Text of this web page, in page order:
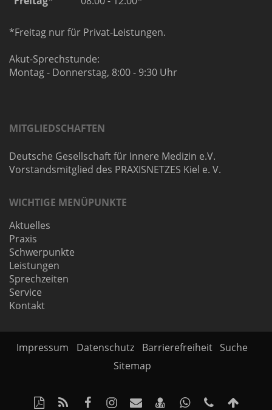
*Freitag nur für Privat-Leistungen.
Akut-Sprechstunde:
Montag - Donnerstag, 8:00 - 9:30 Uhr
MITGLIEDSCHAFTEN
Deutsche Gesellschaft für Innere Medizin e.V.
Vorstandsmitglied des PRAXISNETZES Kiel e. V.
WICHTIGE MENÜPUNKTE
Aktuelles
Praxis
Schwerpunkte
Leistungen
Sprechzeiten
Service
Kontakt
Impressum Datenschutz Barrierefreiheit
Suche
Sitemap
Diese
RSS-
Facebook-Instagram-
Per
vCard
Auf
Kontakt